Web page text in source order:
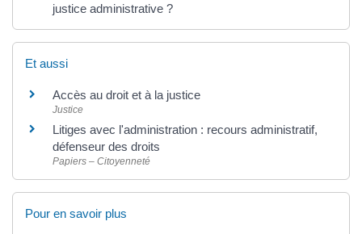
justice administrative ?
Et aussi
Accès au droit et à la justice
Justice
Litiges avec l'administration : recours administratif,
défenseur des droits
Papiers – Citoyenneté
Pour en savoir plus